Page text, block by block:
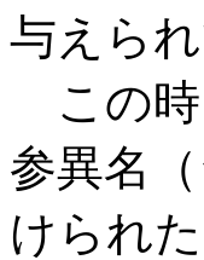
与えら
この時
参異名
けられ